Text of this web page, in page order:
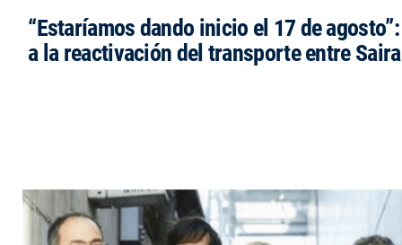
“Estaríamos dando inicio el 17 de
a la reactivación del transporte entre